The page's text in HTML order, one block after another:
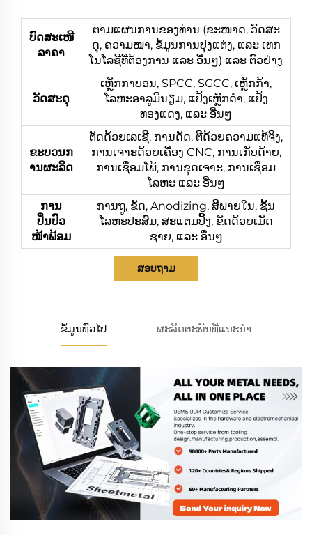
ບົດສະເໜີ
ລາຄາ
ຕາມແຜນການຂອງທ່ານ (ຂະໜາດ, ວັດສະ
ດຸ, ຄວາມໜາ, ຂໍ້ມູນການປຸງແຕ່ງ, ແລະ ເທກ
ໂນໂລຊີທີ່ຕ້ອງການ ແລະ ອື່ນໆ) ແລະ ຕົວຢ່າງ
ວັດສະດຸ
ເຫຼັກກາບອນ, SPCC, SGCC, ເຫຼັກກ້າ,
ໂລຫະອາລູມິນຽມ, ແປ້ງເຫຼັກດຳ, ແປ້ງ
ທອງແດງ, ແລະ ອື່ນໆ
ຂະບວນກ
ານຜະລິດ
ຕັດດ້ວຍເລເຊີ, ການດັດ, ຕີດ້ວຍຄວາມແທ້ຈິງ,
ການເຈາະດ້ວຍເຄື່ອງ CNC, ການເກັບດ້າຍ,
ການເຊື່ອມໂພ້, ການຂຸດເຈາະ, ການເຊື່ອມ
ໂລຫະ ແລະ ອື່ນໆ
ການ
ປິ່ນປົວ
ໜ້າພ້ອມ
ການຖູ, ຂັດ, Anodizing, ສີພາຍໃນ, ຊັ້ນ
ໂລຫະປະສົມ, ສະແຕມປິ້ງ, ຂັດດ້ວຍເມັດ
ຊາຍ, ແລະ ອື່ນໆ
ສອບຖາມ
ຂໍ້ມູນທົ່ວໄປ ຜະລິດຕະພັນທີ່ແນະນຳ